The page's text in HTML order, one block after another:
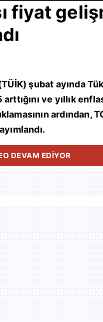
fiyat
şubat ayında
ve yıllık
ardından,
DEVAM EDİYOR